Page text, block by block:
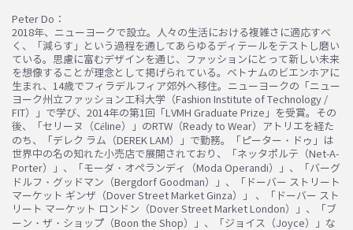
Peter Do：
2018年、ニューヨークで設立。人々の生活における複雑さに適応すべ
く、「減らす」という過程を通してあらゆるディテールをテストし磨い
ている。思慮に富むデザインを通じ、ファッションにとって新しい未来
を想像することが理念として掲げられている。ベトナムのビエンホアに
生まれ、14歳でフィラデルフィア郊外へ移住。ニューヨークの「ニュー
ヨーク州立ファッション工科大学（Fashion Institute of Technology /
FIT）」で学び、2014年の第1回「LVMH Graduate Prize」を受賞。その
後、「セリーヌ（Céline）」のRTW（Ready to Wear）アトリエを経た
のち、「デレク ラム（DEREK LAM）」で勤務。「ピーター・ドゥ」は
世界中の名の知れた小売店で展開されており、「ネッタポルテ（Net-A-
Porter）」、「モーダ・オペランディ（Moda Operandi）」、「バーグ
ドルフ・グッドマン（Bergdorf Goodman）」、「ドーバー ストリート
マーケット ギンザ（Dover Street Market Ginza）」 、「ドーバー スト
リート マーケット ロンドン（Dover Street Market London）」、「ブ
ーン・ザ・ショップ（Boon the Shop）」、「ジョイス（Joyce）」な